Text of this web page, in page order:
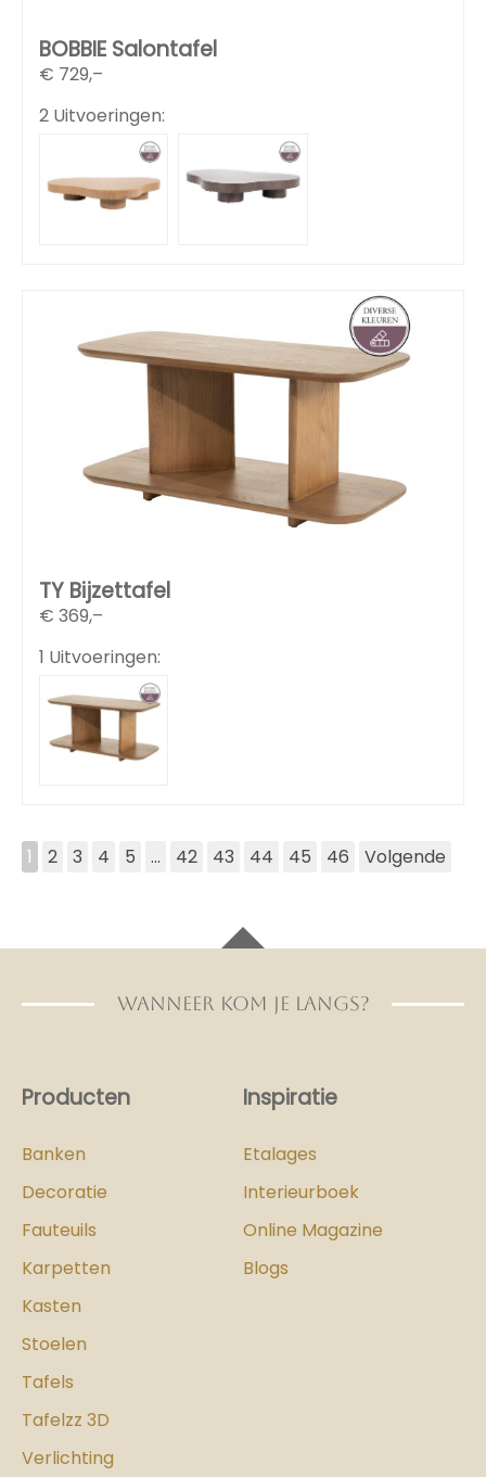
BOBBIE Salontafel
€ 729,–
2 Uitvoeringen:
TY Bijzettafel
€ 369,–
1 Uitvoeringen:
1 2 3 4 5 ... 42 43 44 45 46 Volgende
WANNEER KOM JE LANGS?
Producten
Banken
Decoratie
Fauteuils
Karpetten
Kasten
Stoelen
Tafels
Tafelzz 3D
Verlichting
Inspiratie
Etalages
Interieurboek
Online Magazine
Blogs